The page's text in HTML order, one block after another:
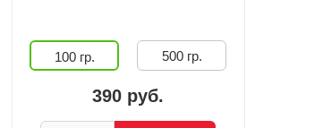
100 гр. 500 гр.
390 руб.